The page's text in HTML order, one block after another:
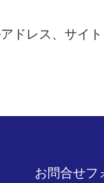
ドレス、サイ
お問合せフ